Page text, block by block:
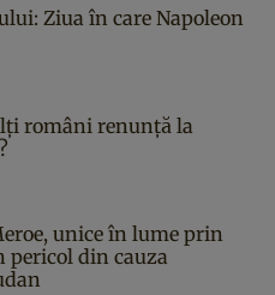
Ziua în care Napoleon
români renunță la
unice în lume prin
pericol din cauza